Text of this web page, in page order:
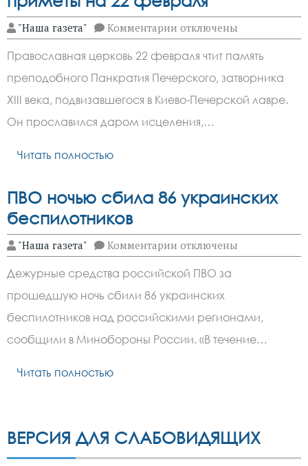
"Наша газета" Комментарии к
записи
здоровье
крепчало,
сходите
в
баню
и
22
отключены
Православная церковь 22 февраля чтит память
преподобного Панкратия Печерского, затворника
XIII века, подвизавшегося в Киево-Печерской лавре.
Он прославился даром исцеления,…
Читать полностью
ПВО ночью сбила 86 украинских
беспилотников
"Наша газета" Комментарии к
записи
ПВО
ночью
сбила
86
украинских
беспилотников
отключены
Дежурные средства российской ПВО за
прошедшую ночь сбили 86 украинских
беспилотников над российскими регионами,
сообщили в Минобороны России. «В течение…
Читать полностью
ВЕРСИЯ ДЛЯ СЛАБОВИДЯЩИХ